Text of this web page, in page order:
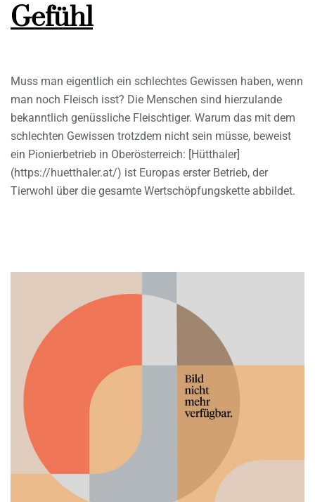
Gefühl
Muss man eigentlich ein schlechtes Gewissen haben, wenn
man noch Fleisch isst? Die Menschen sind hierzulande
bekanntlich genüssliche Fleischtiger. Warum das mit dem
schlechten Gewissen trotzdem nicht sein müsse, beweist
ein Pionierbetrieb in Oberösterreich: [Hütthaler]
(https://huetthaler.at/) ist Europas erster Betrieb, der
Tierwohl über die gesamte Wertschöpfungskette abbildet.